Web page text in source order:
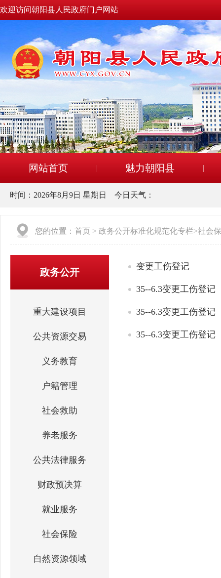
欢迎访问朝阳县人民政府门户网站
网站首页 魅力朝阳县
时间： 2026年8月9日 星期日 今日天气：
您的位置： 首页 > 政务公开标准化规范化专栏>社会
政务公开
重大建设项目
公共资源交易
义务教育
户籍管理
社会救助
养老服务
公共法律服务
财政预决算
就业服务
社会保险
自然资源领域
变更工伤登记
35--6.3变更工伤登记
35--6.3变更工伤登记
35--6.3变更工伤登记